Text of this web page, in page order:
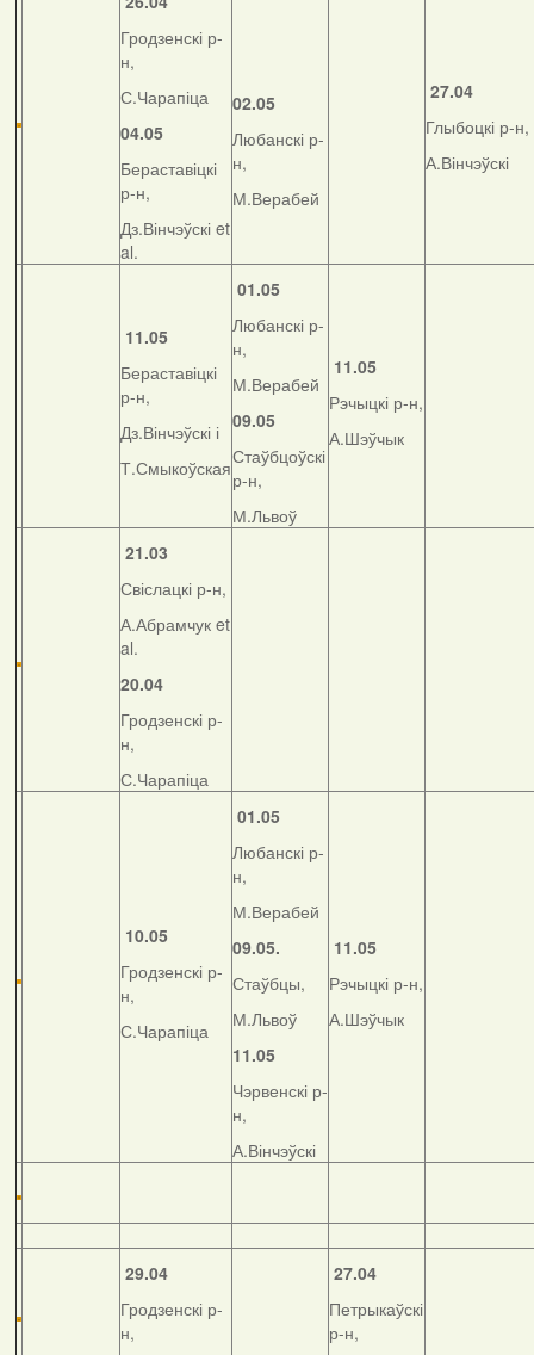
Гродзенскі р-
н,
С.Чарапіца
04.05
Бераставіцкі
р-н,
Дз.Вінчэўскі et
al.
02.05
Любанскі р-
н,
М.Верабей
27.04
Глыбоцкі р-н,
А.Вінчэўскі
11.05
Бераставіцкі
р-н,
Дз.Вінчэўскі і
Т.Смыкоўская
01.05
Любанскі р-
н,
М.Верабей
09.05
Стаўбцоўскі
р-н,
М.Львоў
11.05
Рэчыцкі р-н,
А.Шэўчык
21.03
Свіслацкі р-н,
А.Абрамчук et
al.
20.04
Гродзенскі р-
н,
С.Чарапіца
10.05
Гродзенскі р-
н,
С.Чарапіца
01.05
Любанскі р-
н,
М.Верабей
09.05.
Стаўбцы,
М.Львоў
11.05
Чэрвенскі р-
н,
А.Вінчэўскі
11.05
Рэчыцкі р-н,
А.Шэўчык
29.04
Гродзенскі р-
н,
27.04
Петрыкаўскі
р-н,